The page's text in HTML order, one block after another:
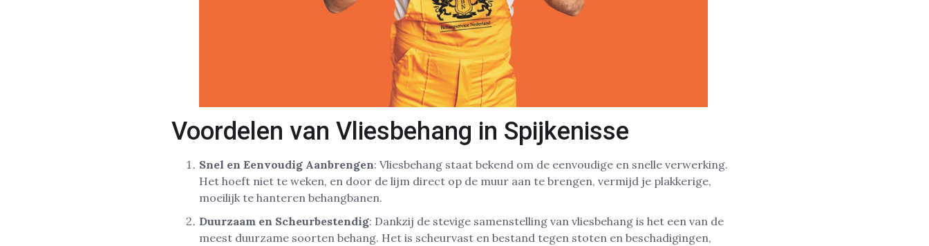
Voordelen van Vliesbehang in Spijkenisse
Snel en Eenvoudig Aanbrengen: Vliesbehang staat bekend om de eenvoudige en snelle verwerking.
Het hoeft niet te weken, en door de lijm direct op de muur aan te brengen, vermijd je plakkerige,
moeilijk te hanteren behangbanen.
Duurzaam en Scheurbestendig: Dankzij de stevige samenstelling van vliesbehang is het een van de
meest duurzame soorten behang. Het is scheurvast en bestand tegen stoten en beschadigingen,